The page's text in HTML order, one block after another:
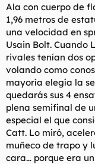
Ala con cuerpo de
1,96 metros de
una velocidad en
Usain Bolt. Cuando
rivales tenían dos
volando como
mayoría elegía la
quedarás sus 4
plena semifinal de
especial el que
Catt. Lo miró,
muñeco de trapo y
cara… porque era